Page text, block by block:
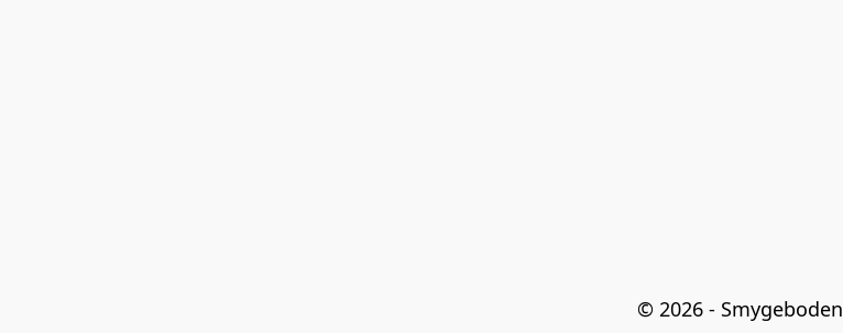
© 2026 - Smygeboden